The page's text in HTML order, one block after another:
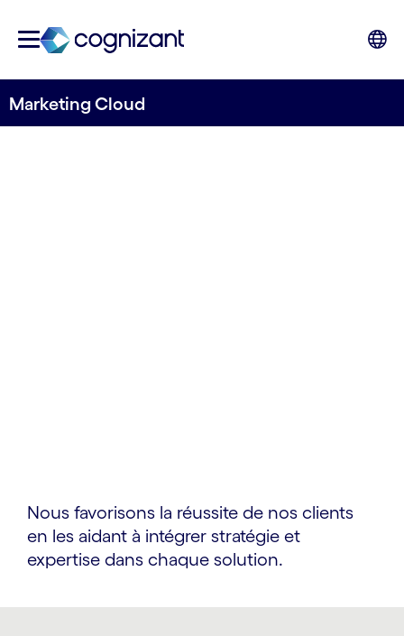
Marketing Cloud
Nous favorisons la réussite de nos clients
en les aidant à intégrer stratégie et
expertise dans chaque solution.